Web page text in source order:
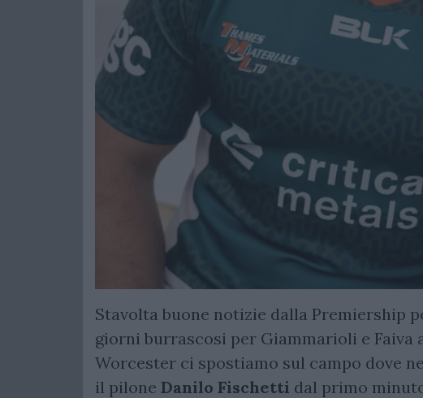
Stavolta buone notizie dalla Premiership
giorni burrascosi per Giammarioli e Faiva
Worcester ci spostiamo sul campo dove
il pilone Danilo Fischetti dal primo